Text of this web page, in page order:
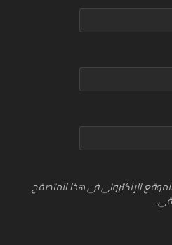
الإلكتروني في هذا المتصفح